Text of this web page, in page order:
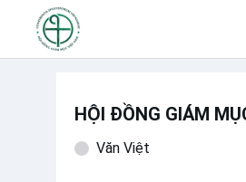
HỘI ĐỒNG GIÁM
Văn Việt